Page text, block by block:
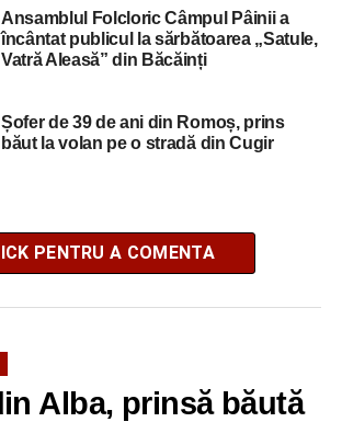
Ansamblul Folcloric Câmpul Pâinii a
încântat publicul la sărbătoarea „Satule,
Vatră Aleasă” din Băcăinți
Șofer de 39 de ani din Romoș, prins
băut la volan pe o stradă din Cugir
PENTRU A COMENTA
Alba, prinsă băută